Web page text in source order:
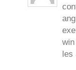
les